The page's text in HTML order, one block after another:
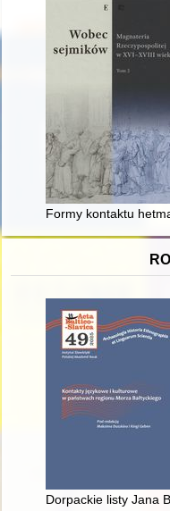
Formy kontaktu
Dorpackie listy Jana